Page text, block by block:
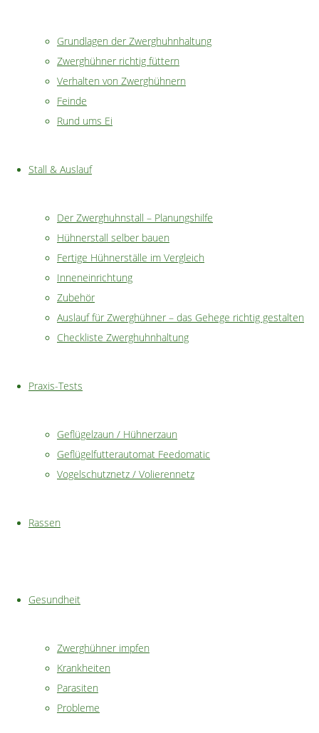
Grundlagen der Zwerghuhnhaltung
Zwerghühner richtig füttern
Verhalten von Zwerghühnern
Feinde
Rund ums Ei
Stall & Auslauf
Der Zwerghuhnstall – Planungshilfe
Hühnerstall selber bauen
Fertige Hühnerställe im Vergleich
Inneneinrichtung
Zubehör
Auslauf für Zwerghühner – das Gehege richtig gestalten
Checkliste Zwerghuhnhaltung
Praxis-Tests
Geflügelzaun / Hühnerzaun
Geflügelfutterautomat Feedomatic
Vogelschutznetz / Volierennetz
Rassen
Gesundheit
Zwerghühner impfen
Krankheiten
Parasiten
Probleme
geringe Platzbedarfund dieeinfachen
Haltungsbedingungen
Haustier, welches nicht nur schön anzusehen ist, sondern
kleineren Gärten findet sich oftmals ein geeignetes
zwingend notwendig. Durch diegroße Auswahl
Zwerghuhnrassenlässt sich für jeden Hühnerfreund
garantiert das passende Huhn finden.
Als Hobby begeistert die Hühnerhaltung dabei nicht nur
Erwachsene, sondern auch für Kinder ist es eine spannende
Aufgabe, sich um die gefiederten Haustiere zu kümmern.
Auf den folgenden Seiten finden Sie hilfreiche Informationen
und Tipps, die Ihnen den Einstieg in die Zwerghuhnhaltung
teilen